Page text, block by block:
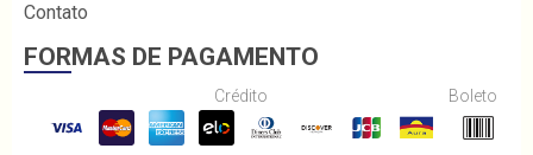
Contato
FORMAS DE PAGAMENTO
Crédito Boleto